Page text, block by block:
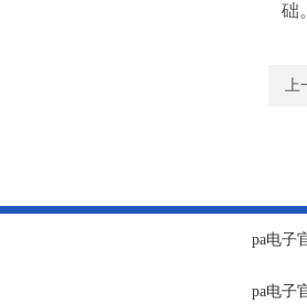
础。
上
pa电子
pa电子